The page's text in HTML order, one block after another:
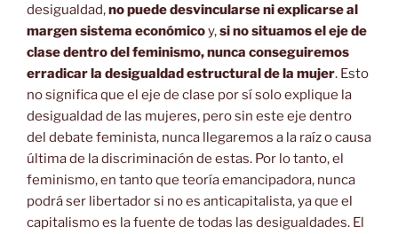
desigualdad,no puede desvincularse ni explicarse al
margen sistema económicoy,si no situamos el eje de
clase dentro del feminismo, nunca conseguiremos
erradicar la desigualdad estructural de la mujer. Esto
no significa que el eje de clase por sí solo explique la
desigualdad de las mujeres, pero sin este eje dentro
del debate feminista, nunca llegaremos a la raíz o causa
última de la discriminación de estas. Por lo tanto, el
feminismo, en tanto que teoría emancipadora, nunca
podrá ser libertador si no es anticapitalista, ya que el
capitalismo es la fuente de todas las desigualdades. El